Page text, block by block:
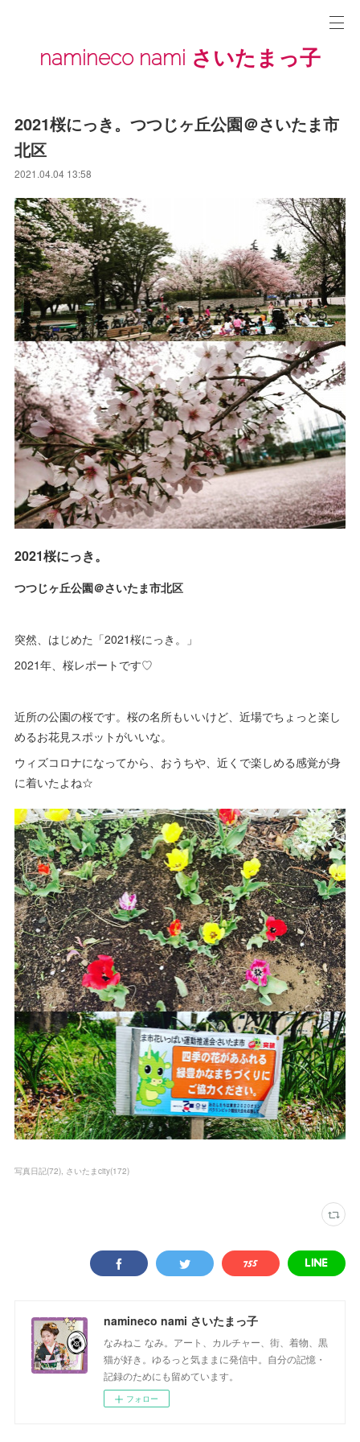
namineco nami さいたまっ子
2021桜にっき。つつじヶ丘公園＠さいたま市
北区
2021.04.04 13:58
2021桜にっき。
つつじヶ丘公園＠さいたま市北区
突然、はじめた「2021桜にっき。」
2021年、桜レポートです♡
近所の公園の桜です。桜の名所もいいけど、近場でちょっと楽し
めるお花見スポットがいいな。
ウィズコロナになってから、おうちや、近くで楽しめる感覚が身
に着いたよね☆
写真日記(72) さいたまcity(172)
namineco nami さいたまっ子
なみねこ なみ。アート、カルチャー、街、着物、黒
猫が好き。ゆるっと気ままに発信中。自分の記憶・
記録のためにも留めています。
フォロー